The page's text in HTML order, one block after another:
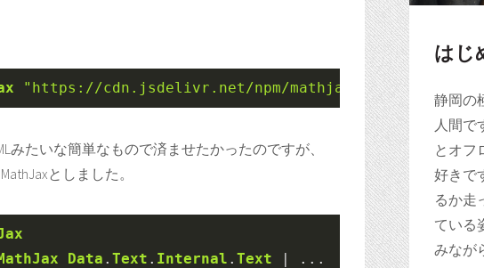
"https://cdn.jsdelivr.net/npm/mathjax@3/es5/tex-
みたいな簡単なもので済ませたかったのですが、
としました。
Data . Text . Internal . Text |
...
はじ
静岡の
人間で
とオフ
好きで
るか走
ている
みなが